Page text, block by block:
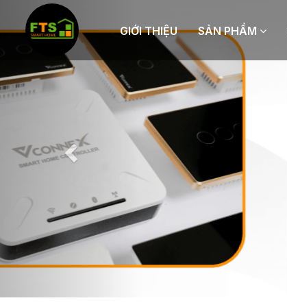
GIỚI THIỆU SẢN PHẨM
Previous